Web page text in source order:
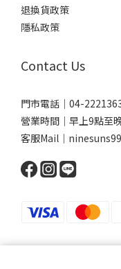
退換貨政策
隱私政策
Contact Us
門市電話｜04-
營業時間｜早上9點至
客服Mail｜